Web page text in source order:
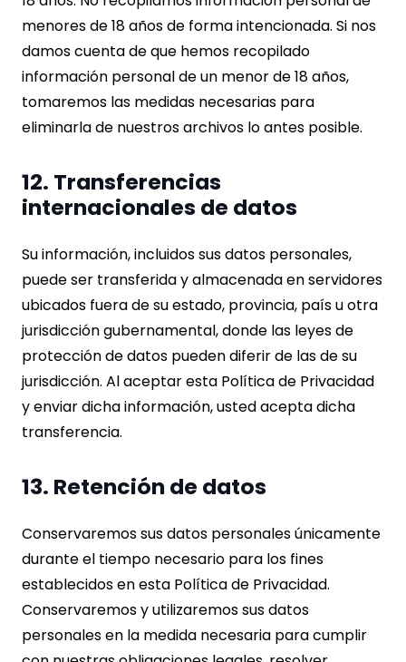
menores de 18 años de forma intencionada. Si nos
damos cuenta de que hemos recopilado
información personal de un menor de 18 años,
tomaremos las medidas necesarias para
eliminarla de nuestros archivos lo antes posible.
12. Transferencias
internacionales de datos
Su información, incluidos sus datos personales,
puede ser transferida y almacenada en servidores
ubicados fuera de su estado, provincia, país u otra
jurisdicción gubernamental, donde las leyes de
protección de datos pueden diferir de las de su
jurisdicción. Al aceptar esta Política de Privacidad
y enviar dicha información, usted acepta dicha
transferencia.
13. Retención de datos
Conservaremos sus datos personales únicamente
durante el tiempo necesario para los fines
establecidos en esta Política de Privacidad.
Conservaremos y utilizaremos sus datos
personales en la medida necesaria para cumplir